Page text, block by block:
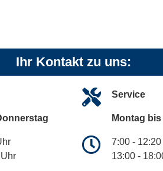
Ihr Kontakt zu uns:
Service
Montag
7:00 -
13:00 -